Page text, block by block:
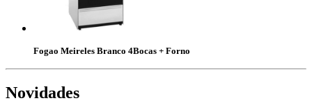
Fogao Meireles Branco 4Bocas + Forno
Novidades